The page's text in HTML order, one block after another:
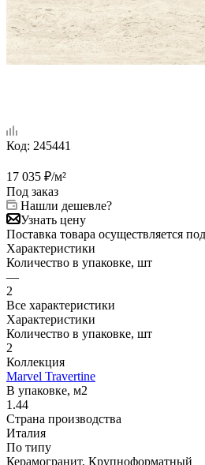
Код: 245441
17 035 ₽/м²
Под заказ
Нашли дешевле?
Узнать цену
Поставка товара осуществляется
Характеристики
Количество в упаковке, шт
—
2
Все характеристики
Характеристики
Количество в упаковке, шт
2
Коллекция
Marvel Travertine
В упаковке, м2
1.44
Страна производства
Италия
По типу
Керамогранит, Крупноформатный